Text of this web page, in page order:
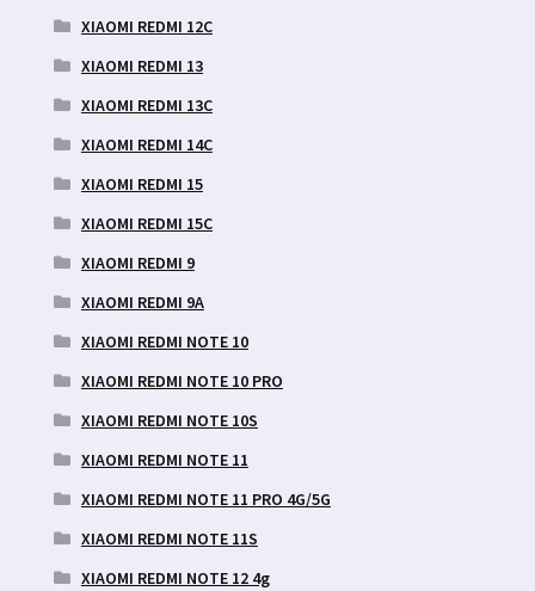
XIAOMI REDMI 12C
XIAOMI REDMI 13
XIAOMI REDMI 13C
XIAOMI REDMI 14C
XIAOMI REDMI 15
XIAOMI REDMI 15C
XIAOMI REDMI 9
XIAOMI REDMI 9A
XIAOMI REDMI NOTE 10
XIAOMI REDMI NOTE 10 PRO
XIAOMI REDMI NOTE 10S
XIAOMI REDMI NOTE 11
XIAOMI REDMI NOTE 11 PRO 4G/5G
XIAOMI REDMI NOTE 11S
XIAOMI REDMI NOTE 12 4g